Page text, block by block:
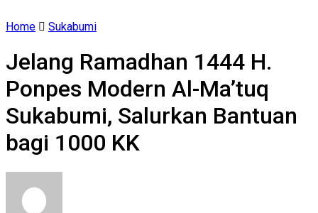
Home Sukabumi
Jelang Ramadhan 1444 H.
Ponpes Modern Al-Ma’tuq
Sukabumi, Salurkan Bantuan
bagi 1000 KK